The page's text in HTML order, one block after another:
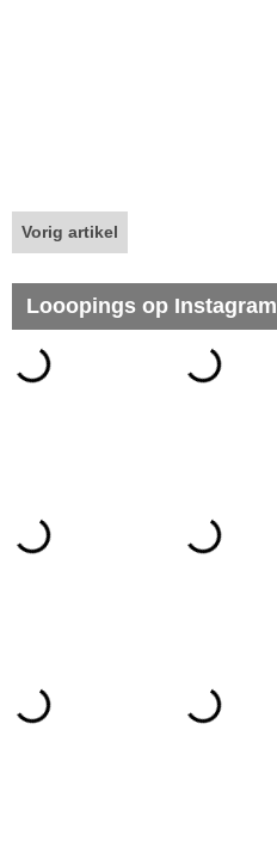
Vorig artikel
Looopings op Instagram